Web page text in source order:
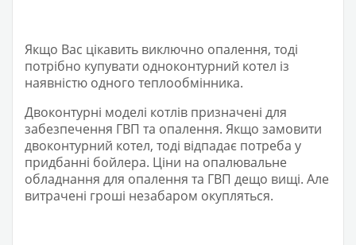
Якщо Вас цікавить виключно опалення, тоді
потрібно купувати одноконтурний котел із
наявністю одного теплообмінника.
Двоконтурні моделі котлів призначені для
забезпечення ГВП та опалення. Якщо замовити
двоконтурний котел, тоді відпадає потреба у
придбанні бойлера. Ціни на опалювальне
обладнання для опалення та ГВП дещо вищі. Але
витрачені гроші незабаром окупляться.